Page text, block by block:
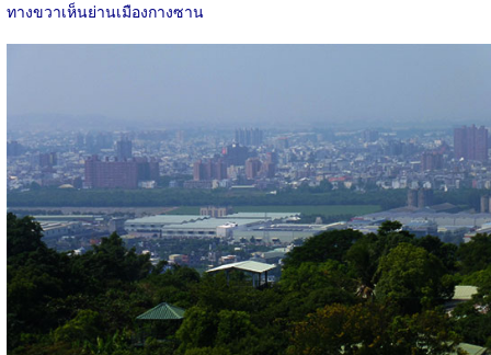
ทางขวาเห็นย่านเมืองกางซาน